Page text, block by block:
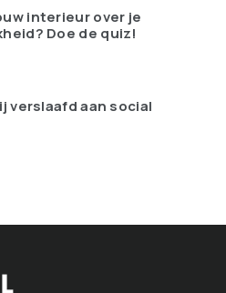
interieur over je
Doe de quiz!
verslaafd aan social